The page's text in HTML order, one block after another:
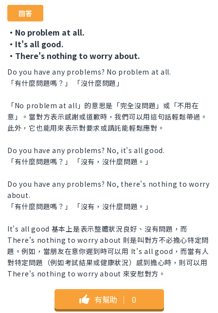
回答
・No problem at all.
・It's all good.
・There's nothing to worry about.
Do you have any problems? No problem at all.
「有什麼問題嗎？」 「沒什麼問題」
「No problem at all」的意思是「完全沒問題」或「不用在
意」。當對方表示感謝或道歉時，我們可以用這句話輕鬆帶過。
此外，它也能用來表示對要求或請託能輕鬆應對。
Do you have any problems? No, it's all good.
「有什麼問題嗎？」 「沒有，沒什麼問題。」
Do you have any problems? No, there's nothing to worry
about.
「有什麼問題嗎？」 「沒有，沒什麼問題。」
It's all good 基本上是表示整體狀況良好、沒有問題，而
There's nothing to worry about 則是叫對方不必擔心特定問
題。例如，當朋友在意你遲到時可以用 It's all good，而當有人
對特定問題（例如考試結果或健康狀況）感到擔心時，則可以用
There's nothing to worry about 來安慰對方。
有幫助 ｜ 0